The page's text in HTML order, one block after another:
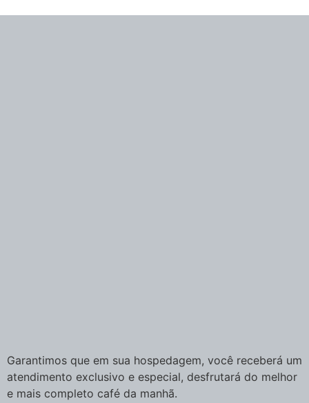
Garantimos que em sua hospedagem, você receberá um
atendimento exclusivo e especial, desfrutará do melhor
e mais completo café da manhã.